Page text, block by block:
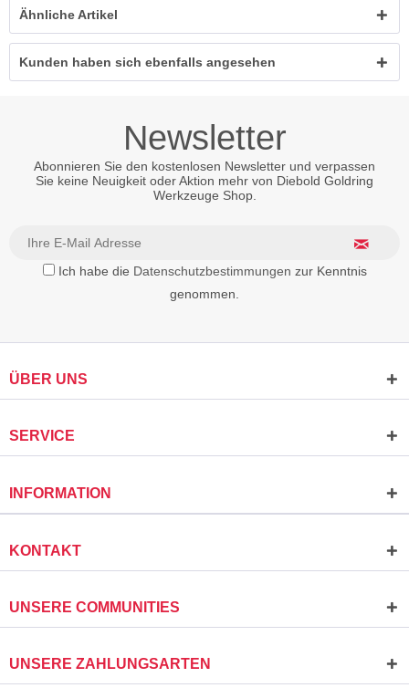
Ähnliche Artikel
Kunden haben sich ebenfalls angesehen
Newsletter
Abonnieren Sie den kostenlosen Newsletter und verpassen
Sie keine Neuigkeit oder Aktion mehr von Diebold Goldring
Werkzeuge Shop.
Ich habe die Datenschutzbestimmungen zur Kenntnis
genommen.
ÜBER UNS
SERVICE
INFORMATION
KONTAKT
UNSERE COMMUNITIES
UNSERE ZAHLUNGSARTEN